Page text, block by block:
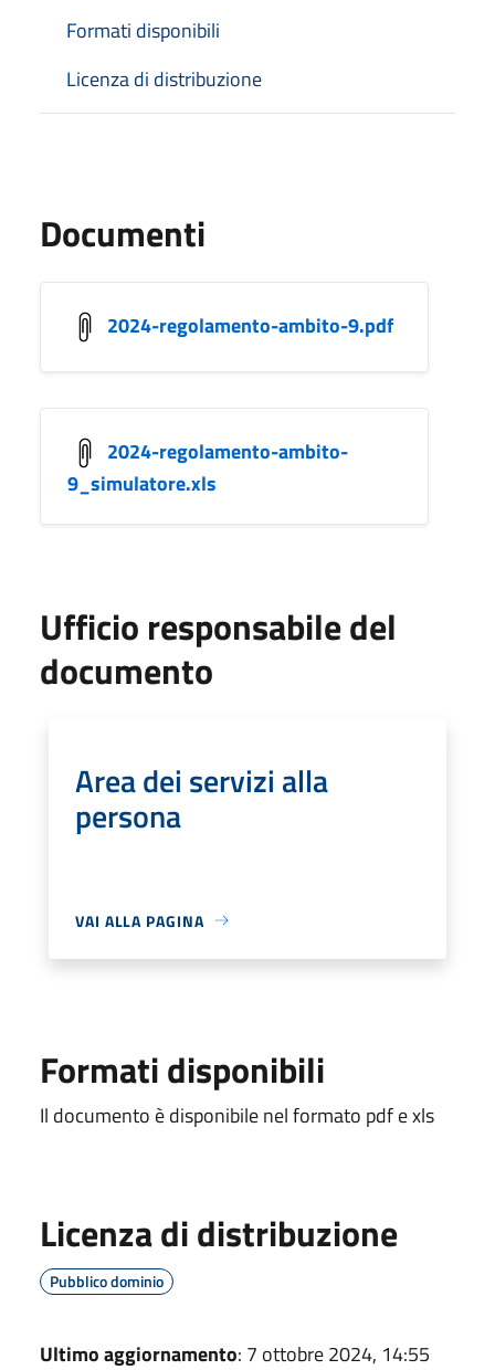
Formati disponibili
Licenza di distribuzione
Documenti
2024-regolamento-ambito-9.pdf
2024-regolamento-ambito-
9_simulatore.xls
Ufficio responsabile del
documento
Area dei servizi alla
persona
VAI ALLA PAGINA
Formati disponibili
Il documento è disponibile nel formato pdf e xls
Licenza di distribuzione
Pubblico dominio
Ultimo aggiornamento: 7 ottobre 2024, 14:55